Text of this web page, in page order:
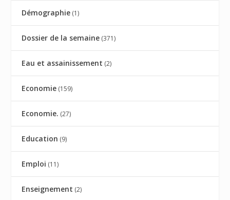
Démographie (1)
Dossier de la semaine (371)
Eau et assainissement (2)
Economie (159)
Economie. (27)
Education (9)
Emploi (11)
Enseignement (2)